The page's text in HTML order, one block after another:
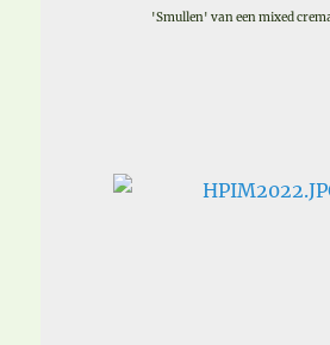
'Smullen' van een mixed